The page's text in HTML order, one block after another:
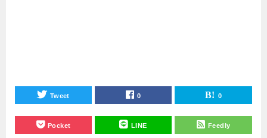
Tweet 0 0
Pocket LINE Feedly